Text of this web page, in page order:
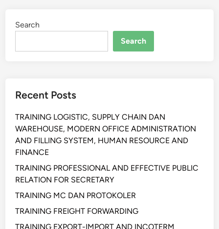
Search
Search
Recent Posts
TRAINING LOGISTIC, SUPPLY CHAIN DAN
WAREHOUSE, MODERN OFFICE ADMINISTRATION
AND FILLING SYSTEM, HUMAN RESOURCE AND
FINANCE
TRAINING PROFESSIONAL AND EFFECTIVE PUBLIC
RELATION FOR SECRETARY
TRAINING MC DAN PROTOKOLER
TRAINING FREIGHT FORWARDING
TRAINING EXPORT-IMPORT AND INCOTERM